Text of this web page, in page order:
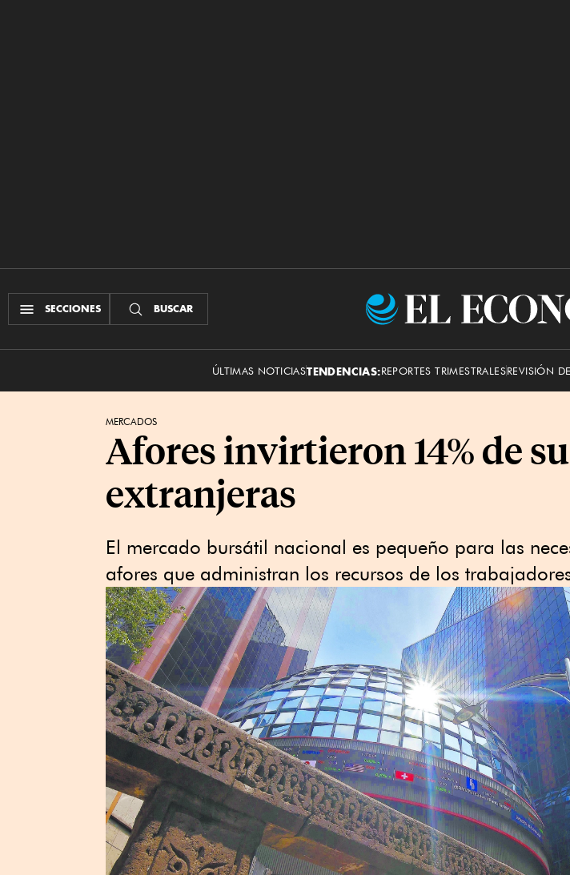
SECCIONES BUSCAR
El
ÚLTIMAS NOTICIASTENDENCIAS:REPORTES TRIMESTRALESREVISIÓN
MERCADOS
Afores invirtieron 14% de
extranjeras
El mercado bursátil nacional es pequeño para las
afores que administran los recursos de los